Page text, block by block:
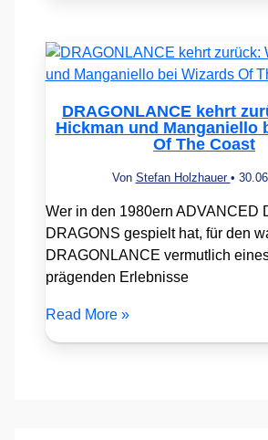
DRAGONLANCE kehrt
Hickman und Manganiello
Of The Coast
Von Stefan Holzhauer •
Wer in den 1980ern ADVANCED
DRAGONS gespielt hat, für den
DRAGONLANCE vermutlich
prägenden Erlebnisse
Read More »